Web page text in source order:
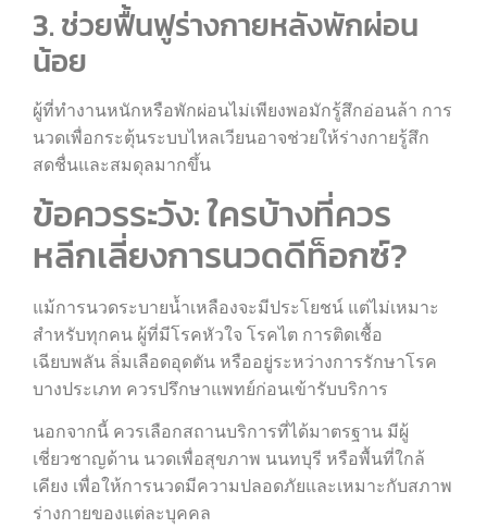
3. ช่วยฟื้นฟูร่างกายหลังพักผ่อน
น้อย
ผู้ที่ทำงานหนักหรือพักผ่อนไม่เพียงพอมักรู้สึกอ่อนล้า การ
นวดเพื่อกระตุ้นระบบไหลเวียนอาจช่วยให้ร่างกายรู้สึก
สดชื่นและสมดุลมากขึ้น
ข้อควรระวัง: ใครบ้างที่ควร
หลีกเลี่ยงการนวดดีท็อกซ์?
แม้การนวดระบายน้ำเหลืองจะมีประโยชน์ แต่ไม่เหมาะ
สำหรับทุกคน ผู้ที่มีโรคหัวใจ โรคไต การติดเชื้อ
เฉียบพลัน ลิ่มเลือดอุดตัน หรืออยู่ระหว่างการรักษาโรค
บางประเภท ควรปรึกษาแพทย์ก่อนเข้ารับบริการ
นอกจากนี้ ควรเลือกสถานบริการที่ได้มาตรฐาน มีผู้
เชี่ยวชาญด้าน นวดเพื่อสุขภาพ นนทบุรี หรือพื้นที่ใกล้
เคียง เพื่อให้การนวดมีความปลอดภัยและเหมาะกับสภาพ
ร่างกายของแต่ละบุคคล